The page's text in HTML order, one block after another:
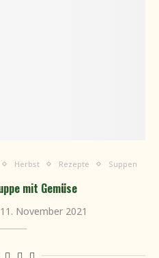
Herbst Rezepte Suppen
mit Gemüse
11. November 2021